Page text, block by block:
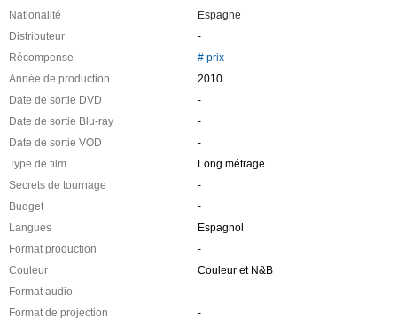
Nationalité
Espagne
Distributeur
-
Récompense
# prix
Année de production
2010
Date de sortie DVD
-
Date de sortie Blu-ray
-
Date de sortie VOD
-
Type de film
Long métrage
Secrets de tournage
-
Budget
-
Langues
Espagnol
Format production
-
Couleur
Couleur et N&B
Format audio
-
Format de projection
-